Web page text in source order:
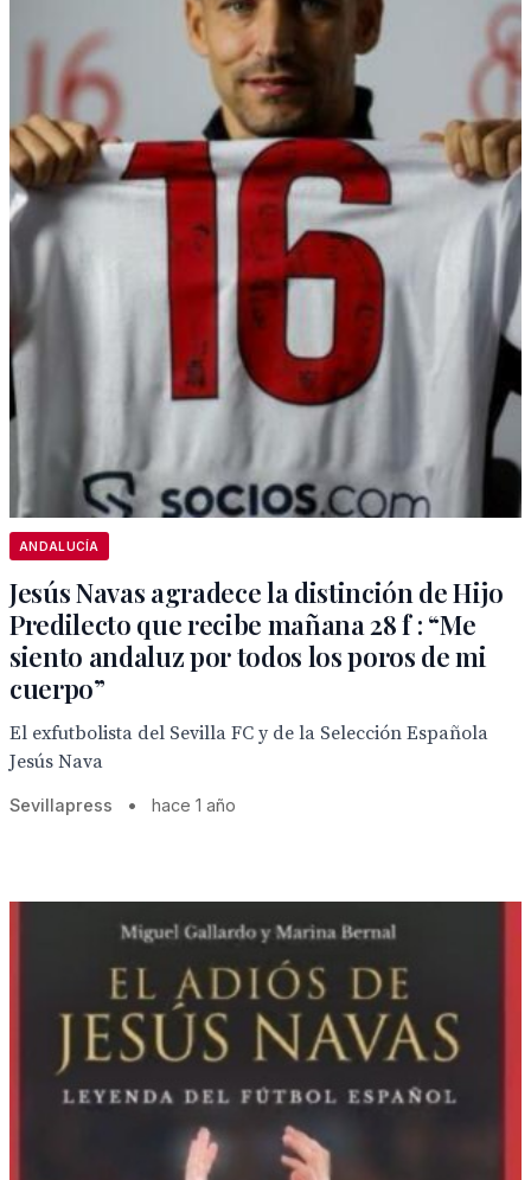
ANDALUCÍA
Jesús Navas agradece la distinción de Hijo
Predilecto que recibe mañana 28 f : “Me
siento andaluz por todos los poros de mi
cuerpo”
El exfutbolista del Sevilla FC y de la Selección Española
Jesús Nava
Sevillapress • hace 1 año